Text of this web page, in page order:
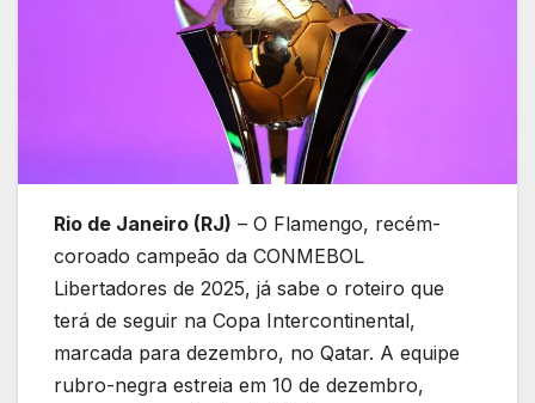
Rio de Janeiro (RJ) – O Flamengo, recém-
coroado campeão da CONMEBOL
Libertadores de 2025, já sabe o roteiro que
terá de seguir na Copa Intercontinental,
marcada para dezembro, no Qatar. A equipe
rubro-negra estreia em 10 de dezembro,